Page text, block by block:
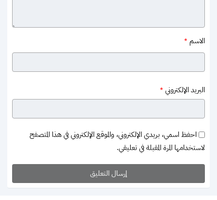
الاسم *
البريد الإلكتروني *
احفظ اسمي، بريدي الإلكتروني، والموقع الإلكتروني في هذا المتصفح
لاستخدامها المرة المقبلة في تعليقي.